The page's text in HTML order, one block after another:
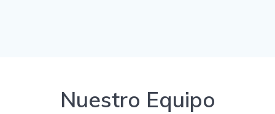
Nuestro Equipo